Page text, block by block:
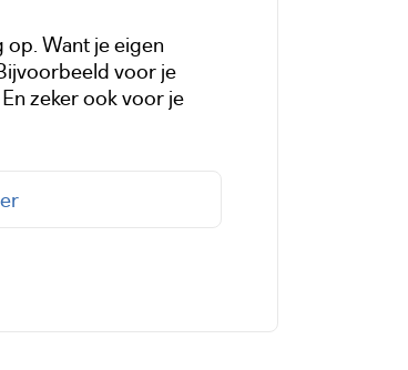
op. Want je eigen
voor je
zeker ook voor je